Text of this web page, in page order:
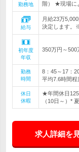
勤務地
階） ★現場に
給与
月給23万
決定します。
初年度
年収
350万円～500
勤務
時間
8：45～17：
平均7.6時間程
休日
休暇
★年間休日
（10日～）*
求人詳細を